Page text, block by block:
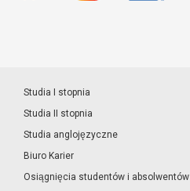
Studia I stopnia
Studia II stopnia
Studia anglojęzyczne
Biuro Karier
Osiągnięcia studentów i absolwentów